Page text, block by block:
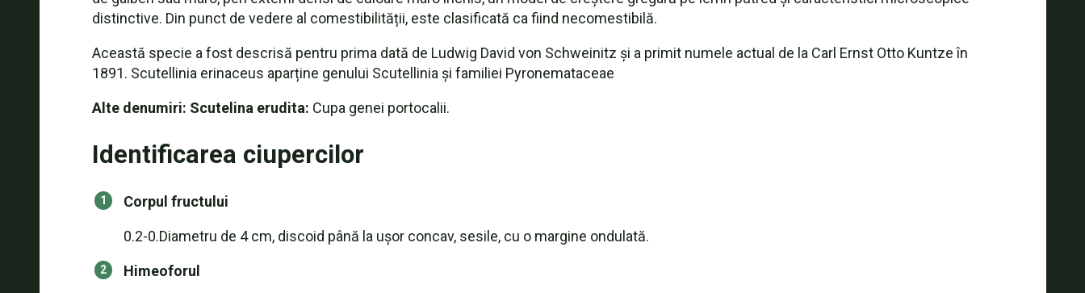
distinctive. Din punct de vedere al comestibilității, este clasificată ca fiind necomestibilă.
Această specie a fost descrisă pentru prima dată de Ludwig David von Schweinitz și a primit numele actual de la Carl Ernst Otto Kuntze în
1891. Scutellinia erinaceus aparține genului Scutellinia și familiei Pyronemataceae
Alte denumiri: Scutelina erudita: Cupa genei portocalii.
Identificarea ciupercilor
Corpul fructului
0.2-0.Diametru de 4 cm, discoid până la ușor concav, sesile, cu o margine ondulată.
Himeoforul